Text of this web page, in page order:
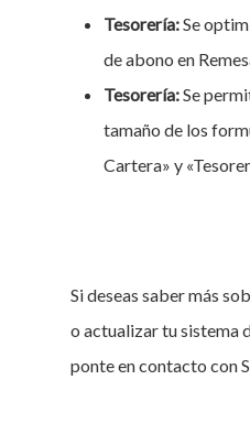
Tesorería:Se
de abono en
Tesorería:Se
tamaño de los
Cartera» y
Si deseas saber más
o actualizar tu sistema
ponte en contacto con